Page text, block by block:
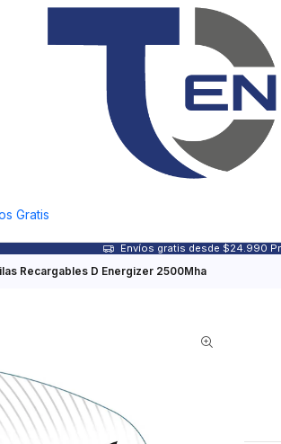
Gratis
Envíos gratis desde $24.990
Recargables D Energizer 2500Mha